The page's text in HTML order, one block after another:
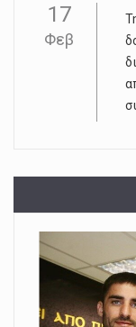
17
Φεβ